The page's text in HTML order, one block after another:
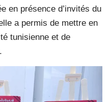
en présence d’invités du
a permis de mettre en
tunisienne et de